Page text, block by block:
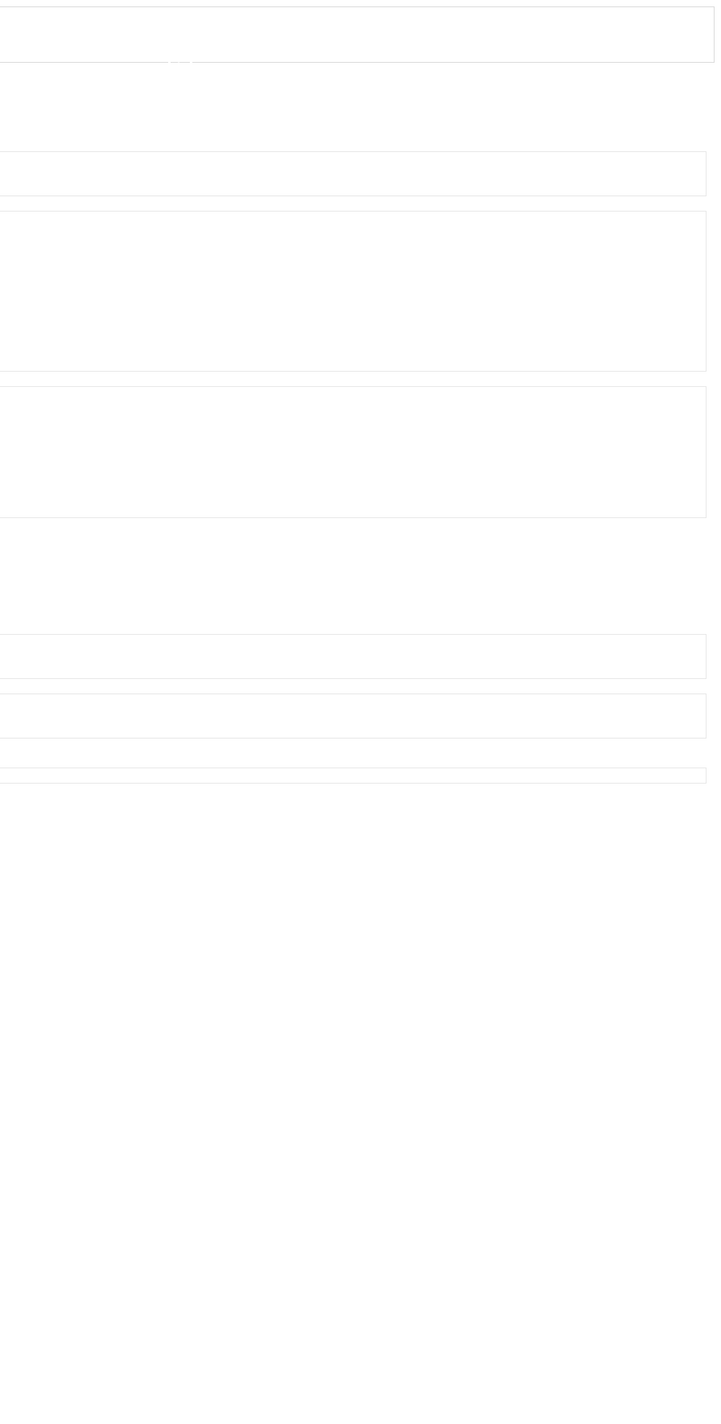
Abenteuer der Weltgeschichte
und düsterer Geheimnisse
Geschichte aus Saint-Brieuc
schönste Promi-Party
vom versunkenen Schatz von Turku
Leichnams aus Caen
Smartphones segnen
durch die Toilette vom Château Gaillard
Lourdes und das Geschäft mit dem Wunder
Saint-Michel
Uspenski-Kathedrale
Tschechiens jahrhundertelang schwieg
strenger Blick in Tallinns Küchen
d’Arc
des Freistaats Christiania
Schnapsbrennerei von Le Havre
im Schwarzhäupterhaus durchgreift
im Baskenland
die Walfänger rettete